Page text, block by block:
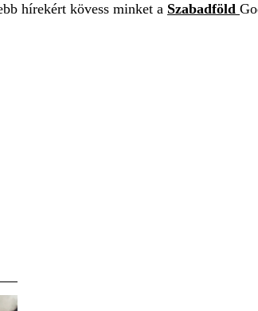
hírekért kövess minket a Szabadföld